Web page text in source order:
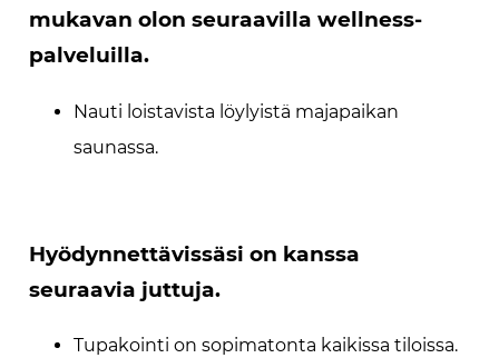
mukavan olon seuraavilla wellness-
palveluilla.
Nauti loistavista löylyistä majapaikan
saunassa.
Hyödynnettävissäsi on kanssa
seuraavia juttuja.
Tupakointi on sopimatonta kaikissa tiloissa.